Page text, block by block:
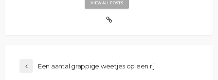
VIEW ALL POSTS
Een aantal grappige weetjes op een rij